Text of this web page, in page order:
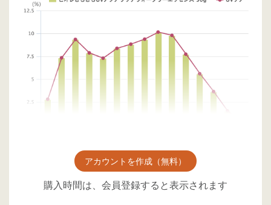
アカウントを作成（無料）
購入時間は、会員登録すると表示されます